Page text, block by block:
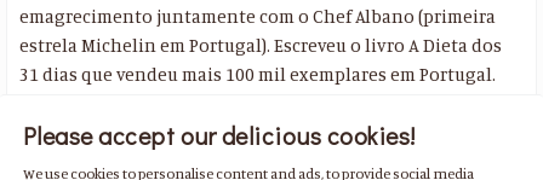
emagrecimento juntamente com o Chef Albano (primeira
estrela Michelin em Portugal). Escreveu o livro A Dieta dos
31 dias que vendeu mais 100 mil exemplares em Portugal.
Please accept our delicious cookies!
We use cookies to personalise content and ads, to provide social media